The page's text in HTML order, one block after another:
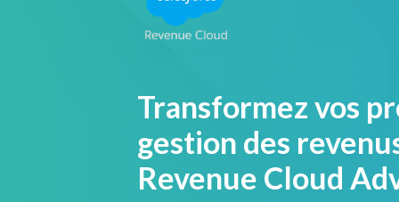
Transformez vos
gestion des
Revenue Cloud